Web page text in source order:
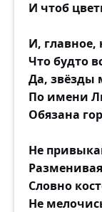
И чтоб
И, главное,
Что будто
Да, звёзды
По имени
Обязана
Не
Словно
Не